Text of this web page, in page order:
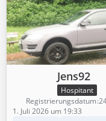
Jens92
Hospitant
Registrierungsdatum
1. Juli 2026 um 19:33